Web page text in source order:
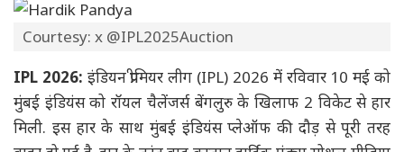
Courtesy: x @IPL2025Auction
IPL 2026: इंडियन प्रीमियर लीग (IPL) 2026 में रविवार 10 मई को
मुंबई इंडियंस को रॉयल चैलेंजर्स बेंगलुरु के खिलाफ 2 विकेट से हार
मिली. इस हार के साथ मुंबई इंडियंस प्लेऑफ की दौड़ से पूरी तरह